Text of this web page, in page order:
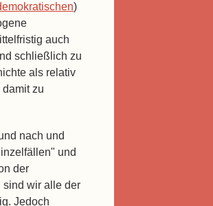
)
auch
schließlich zu
als relativ
zu
nach und
und
der
sind wir alle der
Jedoch